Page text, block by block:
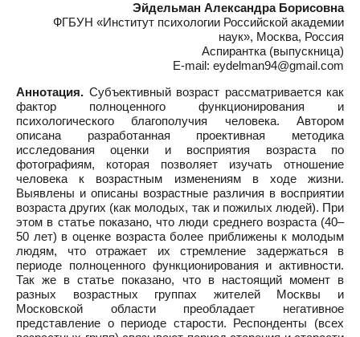
Эйдельман Александра Борисовна
ФГБУН «Институт психологии Российской академии
наук», Москва, Россия
Аспирантка (выпускница)
E-mail: eydelman94@gmail.com
Аннотация. Субъективный возраст рассматривается как
фактор полноценного функционирования и
психологического благополучия человека. Автором
описана разработанная проективная методика
исследования оценки и восприятия возраста по
фотографиям, которая позволяет изучать отношение
человека к возрастным изменениям в ходе жизни.
Выявлены и описаны возрастные различия в восприятии
возраста других (как молодых, так и пожилых людей). При
этом в статье показано, что люди среднего возраста (40–
50 лет) в оценке возраста более приближены к молодым
людям, что отражает их стремление задержаться в
периоде полноценного функционирования и активности.
Так же в статье показано, что в настоящий момент в
разных возрастных группах жителей Москвы и
Московской области преобладает негативное
представление о периоде старости. Респонденты (всех